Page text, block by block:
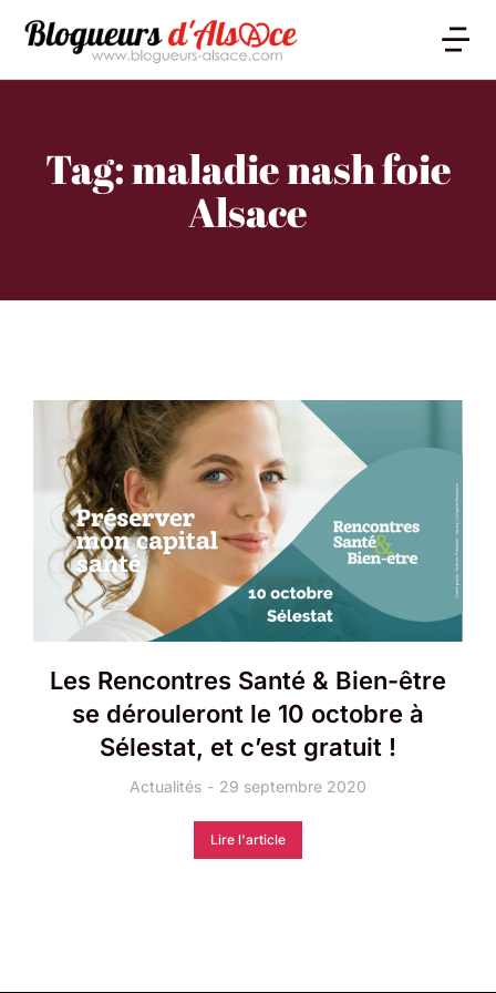
Tag: maladie nash foie
Alsace
Les Rencontres Santé & Bien-être
se dérouleront le 10 octobre à
Sélestat, et c’est gratuit !
Actualités 29 septembre 2020
Lire l'article